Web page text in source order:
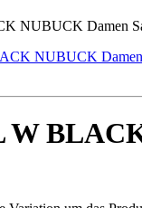
NUBUCK Damen